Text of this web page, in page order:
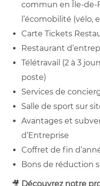
commun en
l’écomobilité (vélo,
Carte Tickets
Restaurant
Télétravail (2 à 3
poste)
Services de
Salle de sport sur
Avantages et
d’Entreprise
Coffret de fin
Bons de réduction
🎥 Découvrez notre